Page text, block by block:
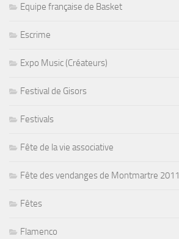
Equipe française de Basket
Escrime
Expo Music (Créateurs)
Festival de Gisors
Festivals
Fête de la vie associative
Fête des vendanges de Montmartre 2011
Fêtes
Flamenco